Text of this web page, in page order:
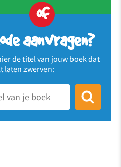
of
aanvragen?
de titel van jouw boek dat
laten zwerven: